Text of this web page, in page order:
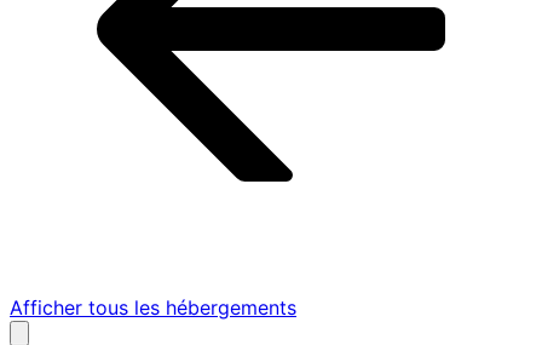
Afficher tous les hébergements